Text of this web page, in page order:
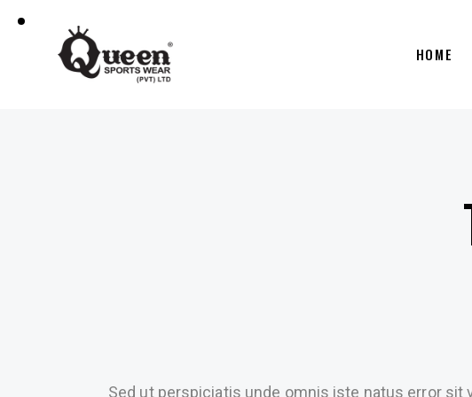
HOME
Sed ut perspiciatis unde omnis iste natus error